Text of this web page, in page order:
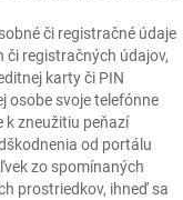
či registračné údaje
či registračných údajov,
karty či PIN
osobe svoje telefónne
k zneužitiu peňazí
od portálu
zo spomínaných
prostriedkov, ihneď sa